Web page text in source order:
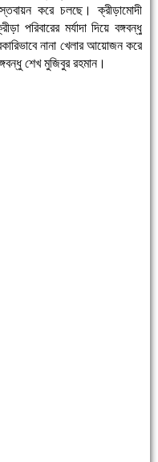
করে চলছে। ক্রীড়ামোদী
পরিবারের মর্যাদা দিয়ে বঙ্গবন্ধু
নানা খেলার আয়োজন করে
শেখ মুজিবুর রহমান।